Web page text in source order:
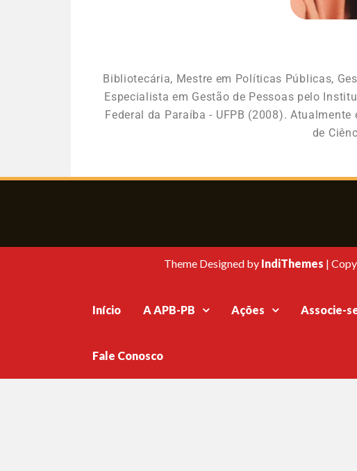
Bibliotecária, Mestre em Políticas Públicas,
Especialista em Gestão de Pessoas pelo
Federal da Paraíba - UFPB (2008).
de
Theme Designed by IndiThemes |
Início A APB-PB Ações Associe-
Fale Conosco